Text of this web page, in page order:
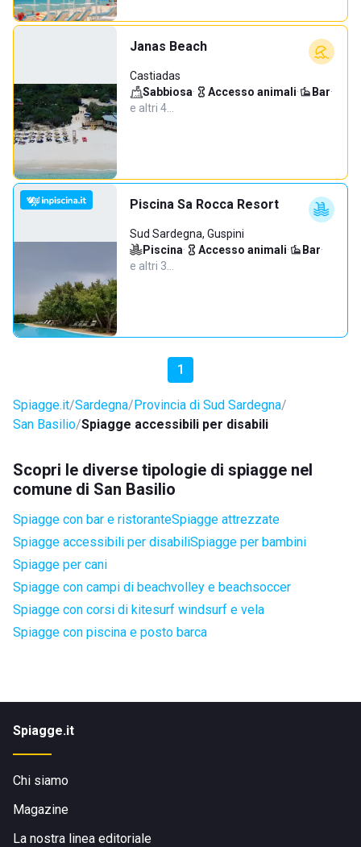
Janas Beach
Castiadas
Sabbiosa· Accesso animali· Bar·
e altri 4…
Piscina Sa Rocca Resort
Sud Sardegna, Guspini
Piscina· Accesso animali· Bar·
e altri 3…
1
Spiagge.it Sardegna Provincia di Sud Sardegna
San Basilio Spiagge accessibili per disabili
Scopri le diverse tipologie di spiagge nel
comune di San Basilio
Spiagge con bar e ristoranteSpiagge attrezzate
Spiagge accessibili per disabiliSpiagge per bambini
Spiagge per cani
Spiagge con campi di beachvolley e beachsoccer
Spiagge con corsi di kitesurf windsurf e vela
Spiagge con piscina e posto barca
Spiagge.it
Chi siamo
Magazine
La nostra linea editoriale